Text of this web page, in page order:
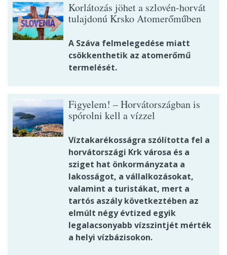
Korlátozás jöhet a szlovén-horvát
tulajdonú Krsko Atomerőműben
A Száva felmelegedése miatt
csökkenthetik az atomerőmű
termelését.
Figyelem! – Horvátországban is
spórolni kell a vízzel
Víztakarékosságra szólította fel a
horvátországi Krk városa és a
sziget hat önkormányzata a
lakosságot, a vállalkozásokat,
valamint a turistákat, mert a
tartós aszály következtében az
elmúlt négy évtized egyik
legalacsonyabb vízszintjét mérték
a helyi vízbázisokon.